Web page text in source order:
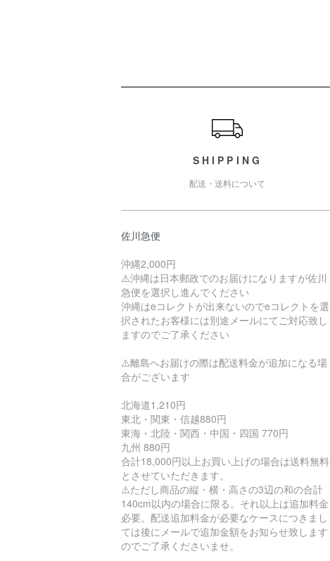
SHIPPING
配送・送料について
佐川急便
沖縄2,000円
⚠️沖縄は日本郵政でのお届けになりますが佐川
急便を選択し進んでください
沖縄はeコレクトが出来ないのでeコレクトを選
択されたお客様には別途メールにてご対応致し
ますのでご了承ください
⚠️離島へお届けの際は配送料金が追加になる場
合がございます
北海道1,210円
東北・関東・信越880円
東海・北陸・関西・中国・四国 770円
九州 880円
合計18,000円以上お買い上げの場合は送料無料
とさせていただきます。
⚠️ただし商品の縦・横・高さの3辺の和の合計
140cm以内の場合に限る。それ以上は追加料金
必要。配送追加料金が必要なケースにつきまし
ては後にメールで追加金額をお知らせ致します
のでご了承くださいませ。